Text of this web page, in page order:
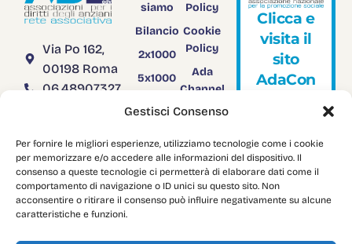
Gestisci Consenso
Per fornire le migliori esperienze, utilizziamo tecnologie come i cookie
per memorizzare e/o accedere alle informazioni del dispositivo. Il
consenso a queste tecnologie ci permetterà di elaborare dati come il
comportamento di navigazione o ID unici su questo sito. Non
acconsentire o ritirare il consenso può influire negativamente su alcune
caratteristiche e funzioni.
Via Po 162,
00198 Roma
06.48907327
segreteria@adanazionale.it
C.F.
03958751004
siamo
Bilancio
2x1000
5x1000
5x1000
Policy
Cookie
Policy
Ada
Channel
TV
Download
Clicca e
visita il
sito
AdaCon